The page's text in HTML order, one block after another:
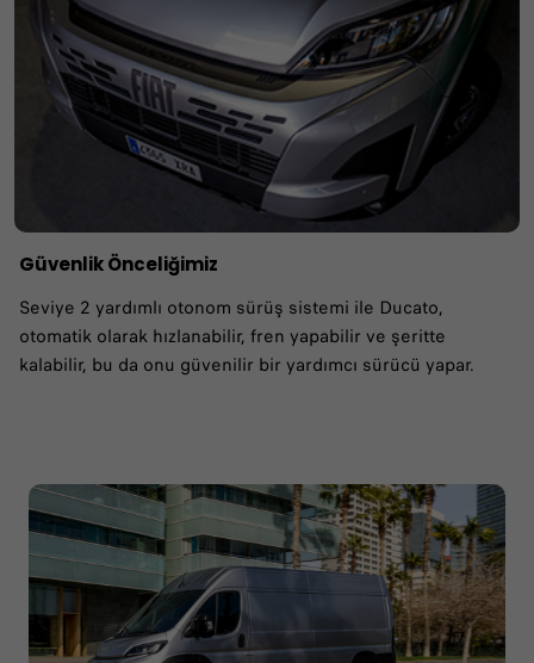
Güvenlik Önceliğimiz
Seviye 2 yardımlı otonom sürüş sistemi ile Ducato,
otomatik olarak hızlanabilir, fren yapabilir ve şeritte
kalabilir, bu da onu güvenilir bir yardımcı sürücü yapar.